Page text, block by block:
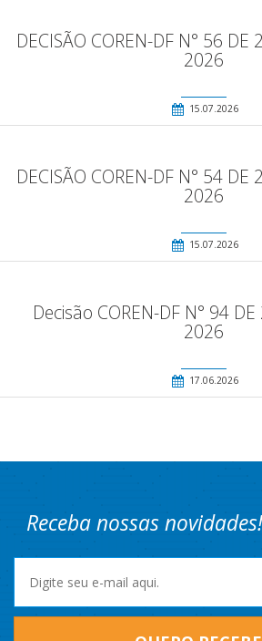
DECISÃO COREN-DF N° 56 DE
2026
15.07.2026
DECISÃO COREN-DF N° 54 DE
2026
15.07.2026
Decisão COREN-DF N° 94
2026
17.06.2026
Receba nossas